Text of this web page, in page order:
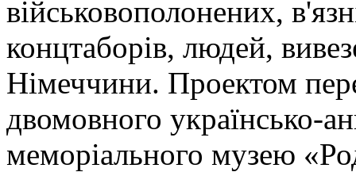
військовополонених,
концтаборів, людей,
Німеччини. Проектом
двомовного українсько-
меморіального музею